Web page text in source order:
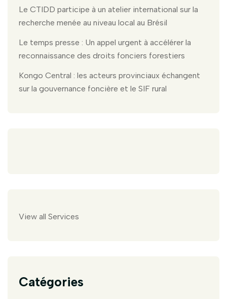
Le CTIDD participe à un atelier international sur la
recherche menée au niveau local au Brésil
Le temps presse : Un appel urgent à accélérer la
reconnaissance des droits fonciers forestiers
Kongo Central : les acteurs provinciaux échangent
sur la gouvernance foncière et le SIF rural
View all Services
Catégories